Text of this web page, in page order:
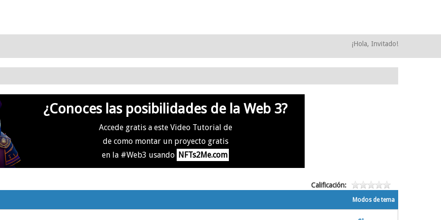
¡Hola, Invitado!
¿Conoces las posibilidades de la Web 3?
Accede gratis a este Video Tutorial de
de como montar un proyecto gratis
en la #Web3 usando NFTs2Me.com
Calificación:
Modos de tema